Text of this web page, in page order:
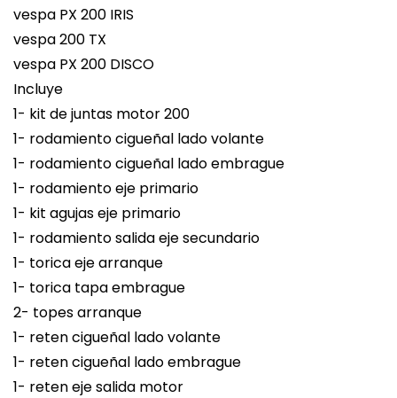
vespa PX 200 IRIS
vespa 200 TX
vespa PX 200 DISCO
Incluye
1- kit de juntas motor 200
1- rodamiento cigueñal lado volante
1- rodamiento cigueñal lado embrague
1- rodamiento eje primario
1- kit agujas eje primario
1- rodamiento salida eje secundario
1- torica eje arranque
1- torica tapa embrague
2- topes arranque
1- reten cigueñal lado volante
1- reten cigueñal lado embrague
1- reten eje salida motor